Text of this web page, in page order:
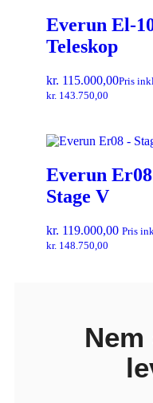
Everun El-
Teleskop
kr. 115.000,00Pris
kr. 143.750,00
Everun
Stage V
kr. 119.000,00 Pris
kr. 148.750,00